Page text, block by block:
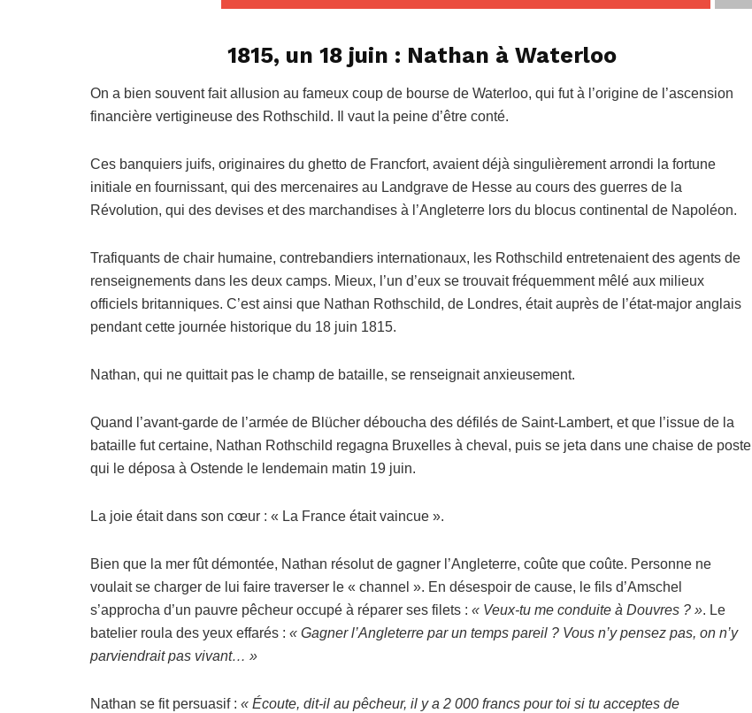
1815, un 18 juin : Nathan à Waterloo
On a bien souvent fait allusion au fameux coup de bourse de Waterloo, qui fut à l’origine de l’ascension
financière vertigineuse des Rothschild. Il vaut la peine d’être conté.
Ces banquiers juifs, originaires du ghetto de Francfort, avaient déjà singulièrement arrondi la fortune
initiale en fournissant, qui des mercenaires au Landgrave de Hesse au cours des guerres de la
Révolution, qui des devises et des marchandises à l’Angleterre lors du blocus continental de Napoléon.
Trafiquants de chair humaine, contrebandiers internationaux, les Rothschild entretenaient des agents de
renseignements dans les deux camps. Mieux, l’un d’eux se trouvait fréquemment mêlé aux milieux
officiels britanniques. C’est ainsi que Nathan Rothschild, de Londres, était auprès de l’état-major anglais
pendant cette journée historique du 18 juin 1815.
Nathan, qui ne quittait pas le champ de bataille, se renseignait anxieusement.
Quand l’avant-garde de l’armée de Blücher déboucha des défilés de Saint-Lambert, et que l’issue de la
bataille fut certaine, Nathan Rothschild regagna Bruxelles à cheval, puis se jeta dans une chaise de poste
qui le déposa à Ostende le lendemain matin 19 juin.
La joie était dans son cœur : « La France était vaincue ».
Bien que la mer fût démontée, Nathan résolut de gagner l’Angleterre, coûte que coûte. Personne ne
voulait se charger de lui faire traverser le « channel ». En désespoir de cause, le fils d’Amschel
s’approcha d’un pauvre pêcheur occupé à réparer ses filets : « Veux-tu me conduite à Douvres ? ». Le
batelier roula des yeux effarés : « Gagner l’Angleterre par un temps pareil ? Vous n’y pensez pas, on n’y
parviendrait pas vivant… »
Nathan se fit persuasif : « Écoute, dit-il au pêcheur, il y a 2 000 francs pour toi si tu acceptes de